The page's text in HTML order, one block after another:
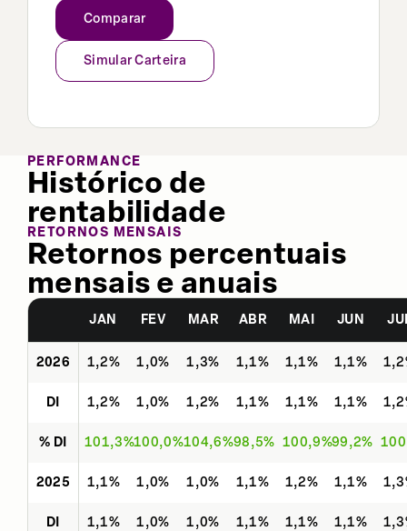
Comparar
Simular Carteira
PERFORMANCE
Histórico de
rentabilidade
RETORNOS MENSAIS
Retornos percentuais
mensais e anuais
JAN FEV MAR ABR MAI JUN
2026 1,2% 1,0% 1,3% 1,1% 1,1% 1,1%
DI 1,2% 1,0% 1,2% 1,1% 1,1% 1,1%
% DI 101,3%100,0%104,6%98,5% 100,9%99,2%
2025 1,1% 1,0% 1,0% 1,1% 1,2% 1,1%
DI 1,1% 1,0% 1,0% 1,1% 1,1% 1,1%